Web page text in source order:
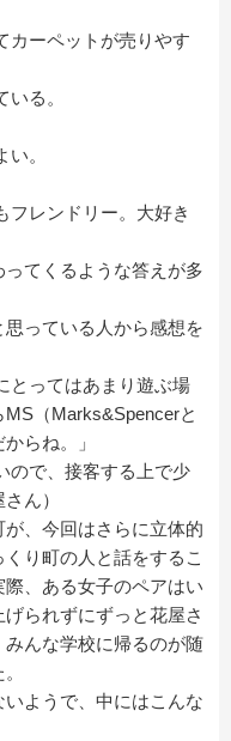
カーペットが売りやす
る。
。
レンドリー。大好き
てくるような答えが多
っている人から感想を
とってはあまり遊ぶ場
（Marks&Spencerと
らね。」
ので、接客する上で少
ん）
、今回はさらに立体的
り町の人と話をするこ
、ある女子のペアはい
られずにずっと花屋さ
んな学校に帰るのが随
ようで、中にはこんな